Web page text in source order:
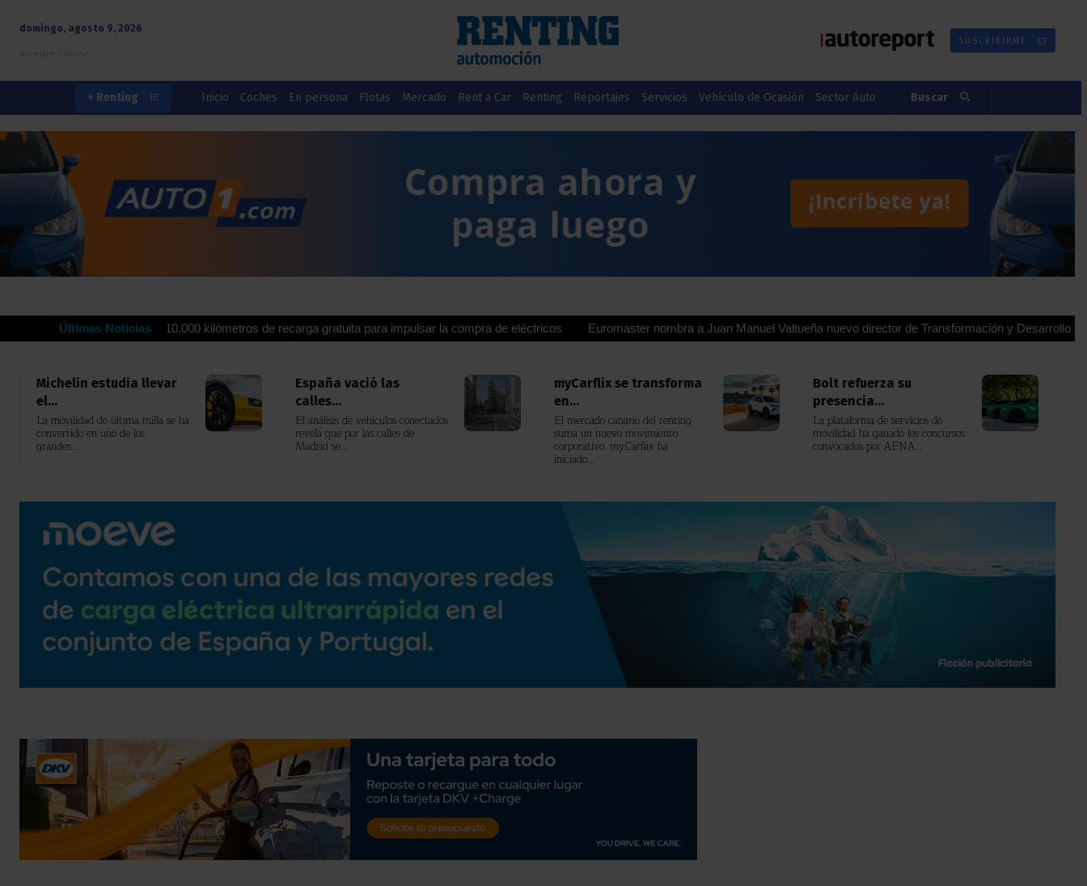
domingo, agosto 9, 2026
SUSCRIBIRME
+ Renting Inicio Coches En persona Flotas Mercado Rent a Car Renting Reportajes Servicios Vehículo de Ocasión Sector Auto Buscar
Últimas Noticias
ofrecen hasta 10.000 kilómetros de recarga gratuita para impulsar la compra de eléctricos Euromaster nombra a Juan Manuel Valtueña nuevo director de Transformación y Desarrollo para
Michelin estudia llevar
el...
La movilidad de última milla se ha
convertido en uno de los
grandes...
España vació las
calles...
El análisis de vehículos conectados
revela que por las calles de
Madrid se...
myCarflix se transforma
en...
El mercado canario del renting
suma un nuevo movimiento
corporativo. myCarflix ha
iniciado...
Bolt refuerza su
presencia...
La plataforma de servicios de
movilidad ha ganado los concursos
convocados por AENA...